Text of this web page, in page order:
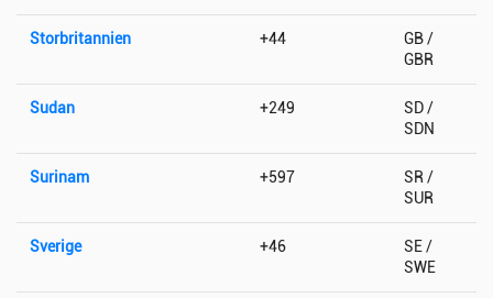
Storbritannien +44
GB /
GBR
Sudan +249
SD /
SDN
Surinam +597
SR /
SUR
Sverige +46
SE /
SWE